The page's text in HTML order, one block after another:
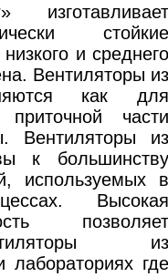
изготавливает
стойкие
и среднего
Вентиляторы из
как для
части
Вентиляторы из
к большинству
используемых в
Высокая
позволяет
из
лабораториях где